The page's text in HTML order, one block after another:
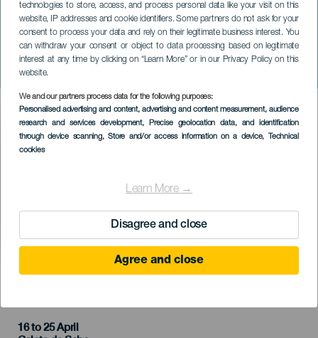
technologies to store, access, and process personal data like your visit on this
website, IP addresses and cookie identifiers. Some partners do not ask for your
consent to process your data and rely on their legitimate business interest. You
can withdraw your consent or object to data processing based on legitimate
interest at any time by clicking on “Learn More” or in our Privacy Policy on this
website.
We and our partners process data for the following purposes:
Personalised advertising and content, advertising and content measurement, audience
research and services development, Precise geolocation data, and identification
through device scanning, Store and/or access information on a device, Technical
cookies
Learn More →
Disagree and close
Agree and close
Meteorzápor: Lyridák
LA GRACIOSA
Imagen
Listado
16 to 25 April